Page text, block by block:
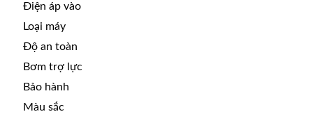
Điện áp vào
Loại máy
Độ an toàn
Bơm trợ lực
Bảo hành
Màu sắc